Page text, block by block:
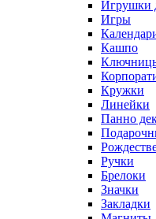
Игрушки
Игры
Кашпо
Кружки
Линейки
Панно
Ручки
Брелоки
Значки
Закладки